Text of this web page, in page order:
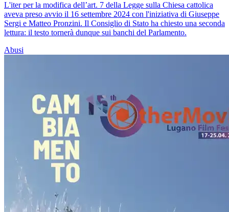
L'iter per la modifica dell’art. 7 della Legge sulla Chiesa cattolica
aveva preso avvio il 16 settembre 2024 con l'iniziativa di Giuseppe
Sergi e Matteo Pronzini. Il Consiglio di Stato ha chiesto una seconda
lettura: il testo tornerà dunque sui banchi del Parlamento.
Abusi